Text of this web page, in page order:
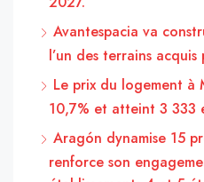
Avantespacia va
l’un des terrains
Le prix du logement à
10,7% et atteint 3 333
Aragón dynamise 15
renforce son